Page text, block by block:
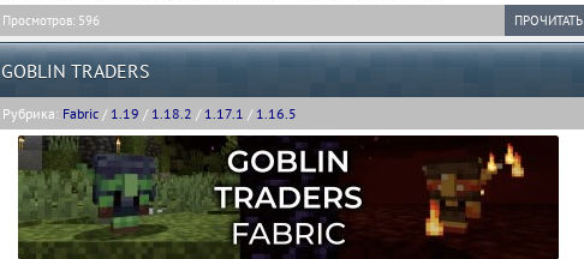
ПРОЧИТАТЬ
Просмотров: 596
GOBLIN TRADERS
Рубрика: Fabric / 1.19 / 1.18.2 / 1.17.1 / 1.16.5